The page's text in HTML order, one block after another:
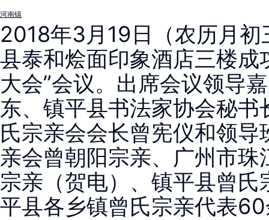
河南镇
2018年3月19日（农历月
县泰和烩面印象酒店三楼成
大会”会议。出席会议领导
东、镇平县书法家协会秘
氏宗亲会会长曾宪仪和领
亲会曾朝阳宗亲、广州市
宗亲（贺电）、镇平县曾
平县各乡镇曾氏宗亲代表